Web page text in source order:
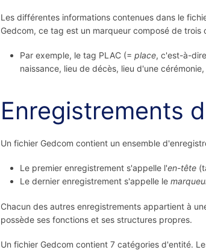
Les différentes informations contenues dans le
Gedcom, ce tag est un marqueur composé de
Par exemple, le tag PLAC (= place, c'est-à-dire
naissance, lieu de décès, lieu d'une
Enregistrements
Un fichier Gedcom contient un ensemble
Le premier enregistrement s'appelle l'en-tête
Le dernier enregistrement s'appelle le
Chacun des autres enregistrements appartient à
possède ses fonctions et ses structures propres.
Un fichier Gedcom contient 7 catégories d'entité.